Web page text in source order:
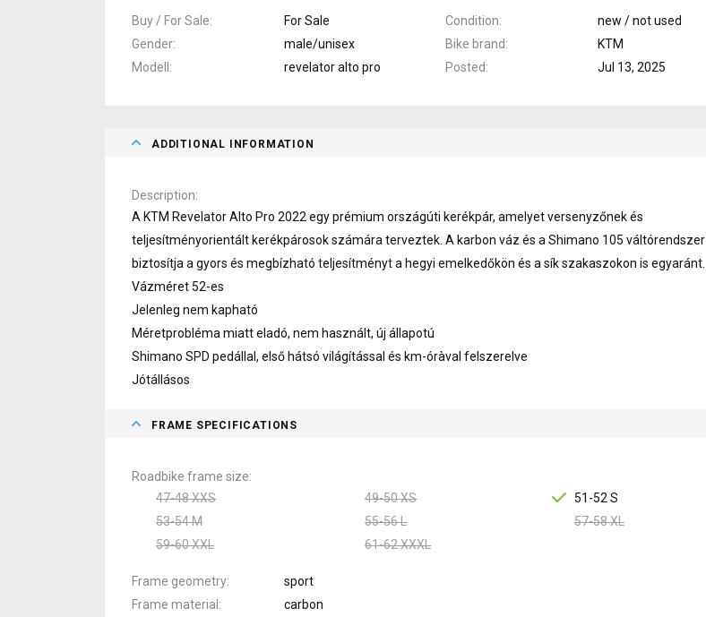
Buy / For Sale For Sale Condition
new / not used
Gender
male/unisex Bike brand
KTM
Modell
revelator alto pro Posted Jul 13, 2025
ADDITIONAL INFORMATION
Description
A KTM Revelator Alto Pro 2022 egy prémium országúti kerékpár, amelyet versenyzőnek és
teljesítményorientált kerékpárosok számára terveztek. A karbon váz és a Shimano 105 váltórendszer
biztosítja a gyors és megbízható teljesítményt a hegyi emelkedőkön és a sík szakaszokon is egyaránt.
Vázméret 52-es
Jelenleg nem kapható
Méretprobléma miatt eladó, nem használt, új állapotú
Shimano SPD pedállal, első hátsó világítással és km-óràval felszerelve
Jótállásos
FRAME SPECIFICATIONS
Roadbike frame size
47-48 XXS
49-50 XS
51-52 S
53-54 M
55-56 L
57-58 XL
59-60 XXL
61-62 XXXL
Frame geometry
sport
Frame material
carbon